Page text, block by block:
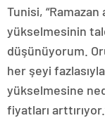
Tunisi,
yükselmesinin
düşünüyorum.
her şeyi
yükselmesine
fiyatları